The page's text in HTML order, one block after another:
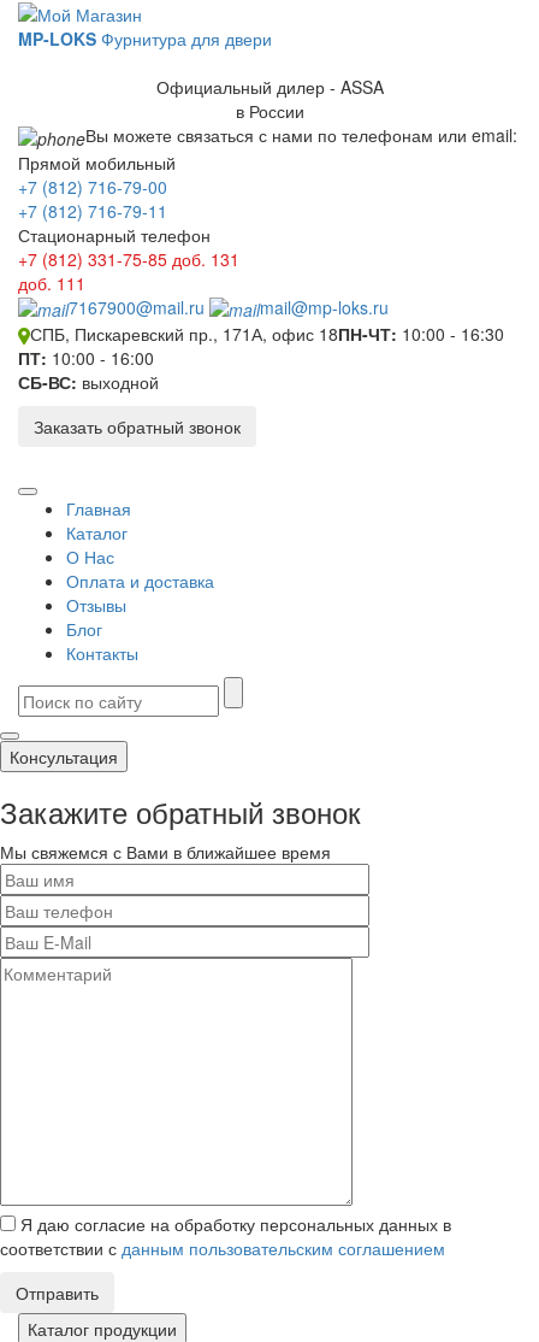
MP-LOKS Фурнитура для двери
Официальный дилер - ASSA
в России
Вы можете связаться с нами по телефонам или email:
Прямой мобильный
+7 (812) 716-79-00
+7 (812) 716-79-11
Стационарный телефон
+7 (812) 331-75-85 доб. 131
доб. 111
7167900@mail.ru
mail@mp-loks.ru
СПБ, Пискаревский пр., 171А, офис 18ПН-ЧТ: 10:00 - 16:30
ПТ: 10:00 - 16:00
СБ-ВС: выходной
Заказать обратный звонок
Главная
Каталог
О Нас
Оплата и доставка
Отзывы
Блог
Контакты
Консультация
Закажите обратный звонок
Мы свяжемся с Вами в ближайшее время
Я даю согласие на обработку персональных данных в
соответствии с данным пользовательским соглашением
Отправить
Каталог продукции